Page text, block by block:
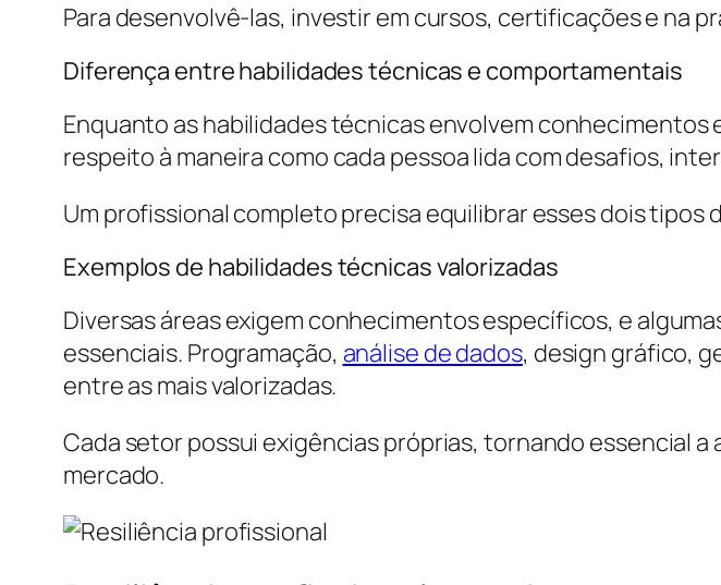
Para desenvolvê-las, investir em cursos, certificações e na
Diferença entre habilidades técnicas e comportamentais
Enquanto as habilidades técnicas envolvem
respeito à maneira como cada pessoa lida com desafios,
Um profissional completo precisa equilibrar esses dois
Exemplos de habilidades técnicas valorizadas
Diversas áreas exigem conhecimentos específicos, e
essenciais. Programação, análise de dados, design gráfico,
entre as mais valorizadas.
Cada setor possui exigências próprias, tornando essencial
mercado.